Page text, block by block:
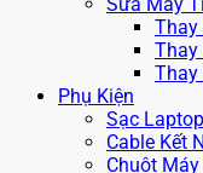
Sửa Máy
Thay
Thay
Thay
Phụ Kiện
Sạc Laptop
Cable Kết
Chuột